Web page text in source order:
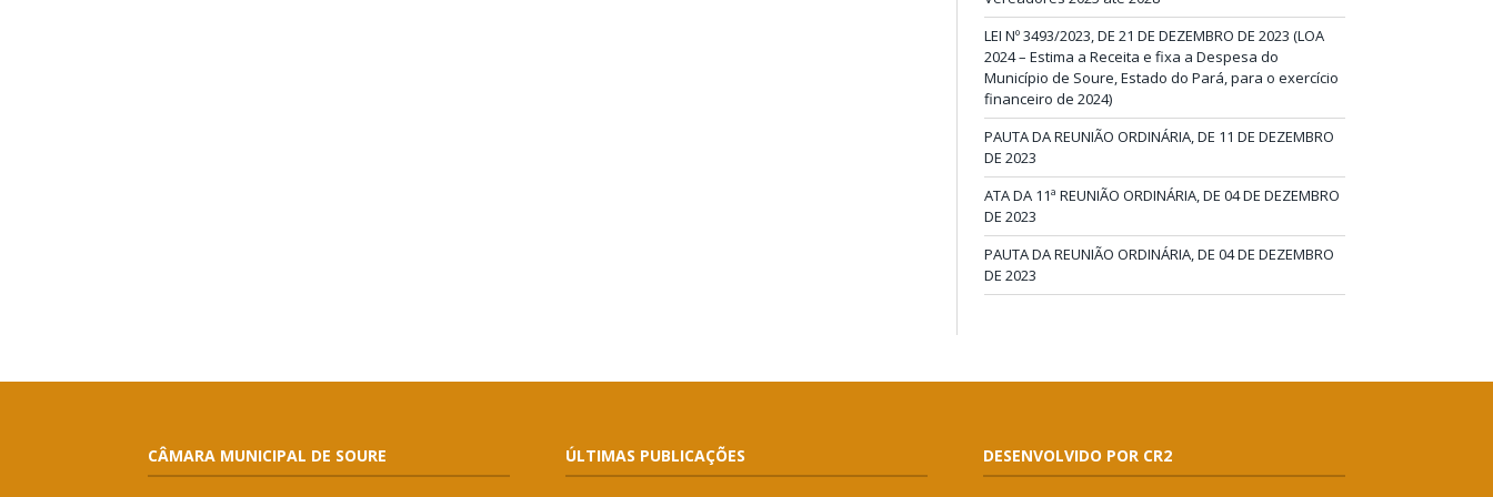
LEI Nº 3493/2023, DE 21 DE DEZEMBRO DE 2023 (LOA
2024 – Estima a Receita e fixa a Despesa do
Município de Soure, Estado do Pará, para o exercício
financeiro de 2024)
PAUTA DA REUNIÃO ORDINÁRIA, DE 11 DE DEZEMBRO
DE 2023
ATA DA 11ª REUNIÃO ORDINÁRIA, DE 04 DE DEZEMBRO
DE 2023
PAUTA DA REUNIÃO ORDINÁRIA, DE 04 DE DEZEMBRO
DE 2023
CÂMARA MUNICIPAL DE SOURE ÚLTIMAS PUBLICAÇÕES DESENVOLVIDO POR CR2